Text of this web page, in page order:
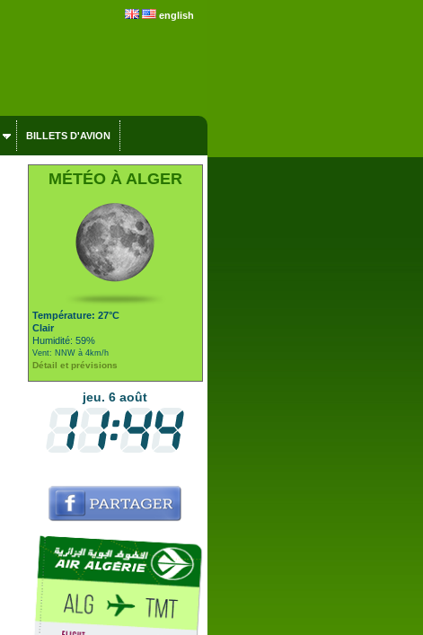
english
BILLETS D'AVION
MÉTÉO À ALGER
Température: 27°C
Clair
Humidité: 59%
Vent: NNW à 4km/h
Détail et prévisions
jeu. 6 août